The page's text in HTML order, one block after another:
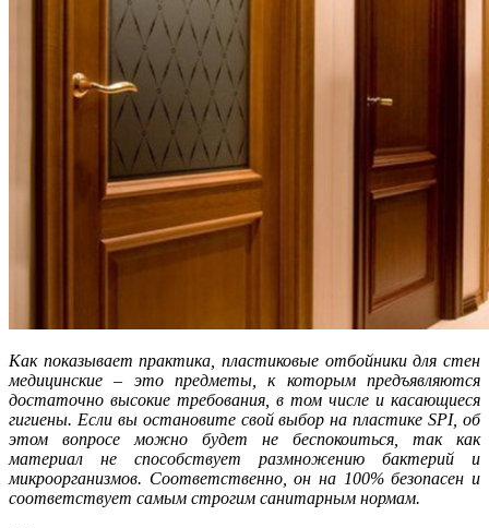
Как показывает практика, пластиковые отбойники для стен
медицинские – это предметы, к которым предъявляются
достаточно высокие требования, в том числе и касающиеся
гигиены. Если вы остановите свой выбор на пластике SPI, об
этом вопросе можно будет не беспокоиться, так как
материал не способствует размножению бактерий и
микроорганизмов. Соответственно, он на 100% безопасен и
соответствует самым строгим санитарным нормам.